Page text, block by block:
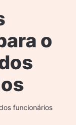
o
funcionários